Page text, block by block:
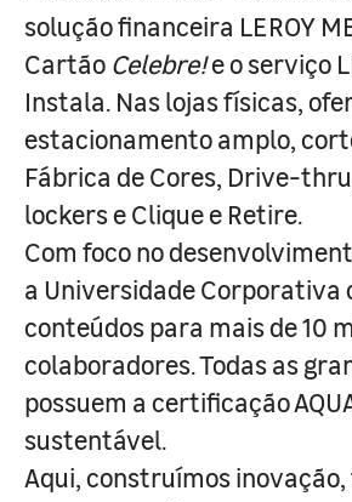
solução financeira LEROY
Cartão Celebre!e o serviço
Instala. Nas lojas físicas,
estacionamento amplo,
Fábrica de Cores, Drive-
lockers e Clique e Retire.
Com foco no
a Universidade Corporativa
conteúdos para mais de 10
colaboradores. Todas as
possuem a certificação
sustentável.
Aqui, construímos